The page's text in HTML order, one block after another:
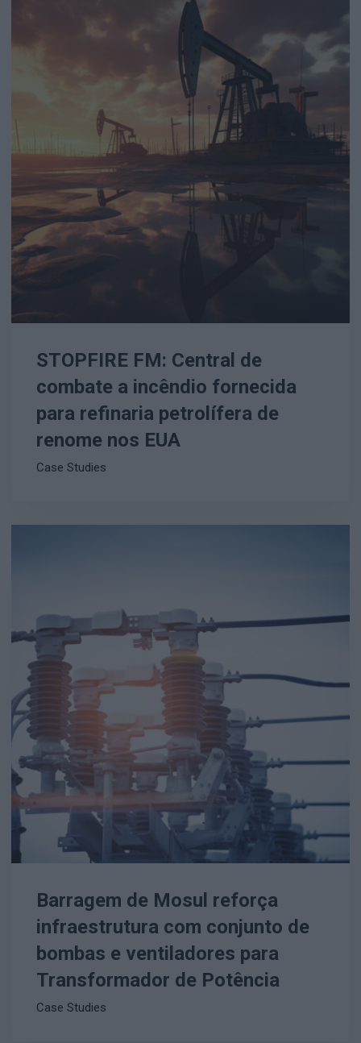
STOPFIRE FM: Central de
combate a incêndio fornecida
para refinaria petrolífera de
renome nos EUA
Case Studies
Barragem de Mosul reforça
infraestrutura com conjunto de
bombas e ventiladores para
Transformador de Potência
Case Studies